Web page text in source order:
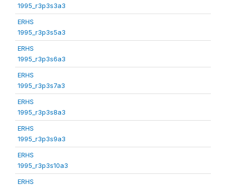
1995_r3p3s3a3
ERHS
1995_r3p3s5a3
ERHS
1995_r3p3s6a3
ERHS
1995_r3p3s7a3
ERHS
1995_r3p3s8a3
ERHS
1995_r3p3s9a3
ERHS
1995_r3p3s10a3
ERHS